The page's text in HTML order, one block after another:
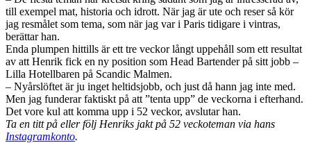
till exempel mat, historia och idrott. När jag är ute och reser så kör
jag resmålet som tema, som när jag var i Paris tidigare i vintras,
berättar han.
Enda plumpen hittills är ett tre veckor långt uppehåll som ett resultat
av att Henrik fick en ny position som Head Bartender på sitt jobb –
Lilla Hotellbaren på Scandic Malmen.
– Nyårslöftet är ju inget heltidsjobb, och just då hann jag inte med.
Men jag funderar faktiskt på att ”tenta upp” de veckorna i efterhand.
Det vore kul att komma upp i 52 veckor, avslutar han.
Ta en titt på eller följ Henriks jakt på 52 veckoteman via hans
Instagramkonto.